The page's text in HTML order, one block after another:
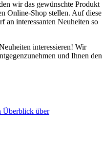
wir das gewünschte Produkt
Online-Shop stellen. Auf diese
an interessanten Neuheiten so
interessieren! Wir
und Ihnen den
Überblick über